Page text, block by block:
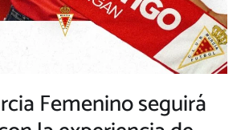
Femenino seguirá